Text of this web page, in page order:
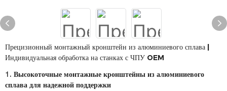
Прецизионный монтажный кронштейн из алюминиевого сплава |
Индивидуальная обработка на станках с ЧПУ OEM
1. Высокоточные монтажные кронштейны из алюминиевого
сплава для надежной поддержки